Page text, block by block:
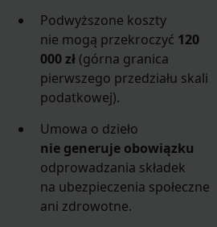
Podwyższone koszty
nie mogą przekroczyć 120
000 zł (górna granica
pierwszego przedziału skali
podatkowej).
Umowa o dzieło
nie generuje obowiązku
odprowadzania składek
na ubezpieczenia społeczne
ani zdrowotne.